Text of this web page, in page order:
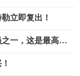
立即复出！
一，这是最高敬